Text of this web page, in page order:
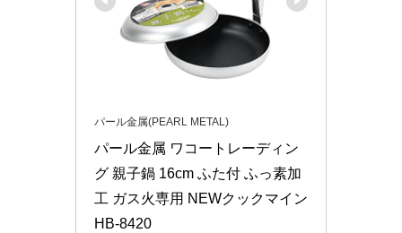
パール金属(PEARL METAL)
パール金属 ワコートレーディン
グ 親子鍋 16cm ふた付 ふっ素加
工 ガス火専用 NEWクックマイン
HB-8420